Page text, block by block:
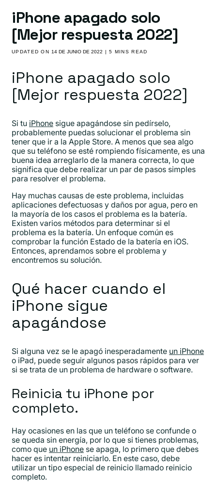
iPhone apagado solo
[Mejor respuesta 2022]
UPDATED ON14 DE JUNIO DE 2022 | 5 MINS READ
iPhone apagado solo
[Mejor respuesta 2022]
Si tu iPhone sigue apagándose sin pedírselo,
probablemente puedas solucionar el problema sin
tener que ir a la Apple Store. A menos que sea algo
que su teléfono se esté rompiendo físicamente, es una
buena idea arreglarlo de la manera correcta, lo que
significa que debe realizar un par de pasos simples
para resolver el problema.
Hay muchas causas de este problema, incluidas
aplicaciones defectuosas y daños por agua, pero en
la mayoría de los casos el problema es la batería.
Existen varios métodos para determinar si el
problema es la batería. Un enfoque común es
comprobar la función Estado de la batería en iOS.
Entonces, aprendamos sobre el problema y
encontremos su solución.
Qué hacer cuando el
iPhone sigue
apagándose
Si alguna vez se le apagó inesperadamente un iPhone
o iPad, puede seguir algunos pasos rápidos para ver
si se trata de un problema de hardware o software.
Reinicia tu iPhone por
completo.
Hay ocasiones en las que un teléfono se confunde o
se queda sin energía, por lo que si tienes problemas,
como que un iPhone se apaga, lo primero que debes
hacer es intentar reiniciarlo. En este caso, debe
utilizar un tipo especial de reinicio llamado reinicio
completo.